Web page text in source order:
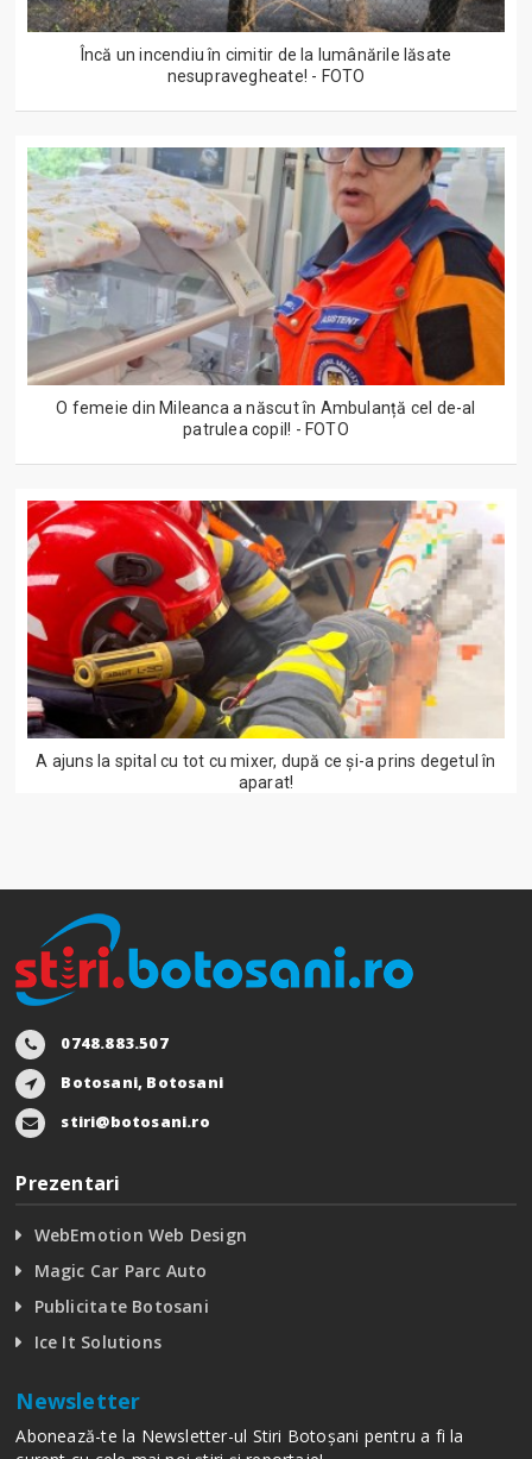
Încă un incendiu în cimitir de la lumânările lăsate
nesupravegheate! - FOTO
O femeie din Mileanca a născut în Ambulanță cel de-al
patrulea copil! - FOTO
A ajuns la spital cu tot cu mixer, după ce și-a prins degetul în
aparat!
0748.883.507
Botosani, Botosani
stiri@botosani.ro
Prezentari
WebEmotion Web Design
Magic Car Parc Auto
Publicitate Botosani
Ice It Solutions
Newsletter
Abonează-te la Newsletter-ul Stiri Botoșani pentru a fi la